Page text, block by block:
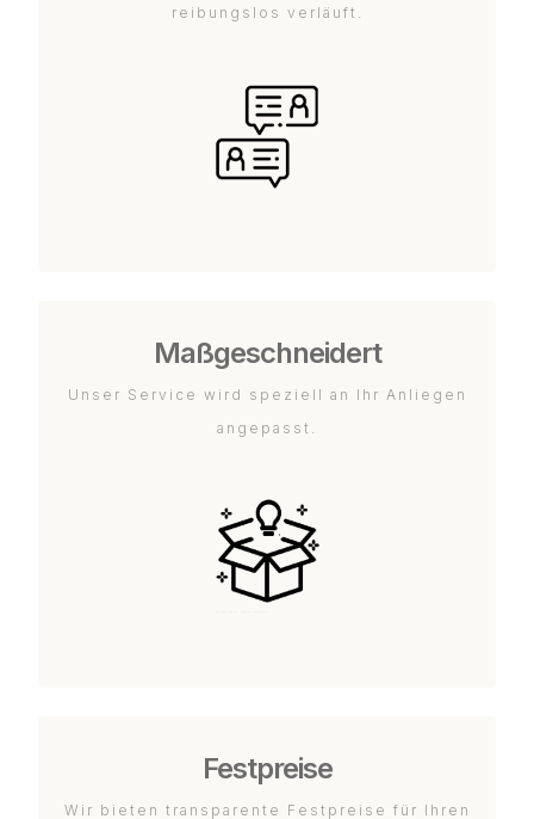
reibungslos verläuft.
Maßgeschneidert
Unser Service wird speziell an Ihr Anliegen
angepasst.
Festpreise
Wir bieten transparente Festpreise für Ihren